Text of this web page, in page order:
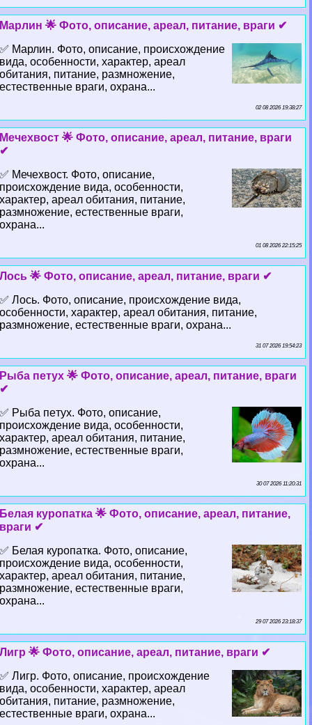
Марлин 🌟 Фото, описание, ареал, питание, враги ✔
✅ Марлин. Фото, описание, происхождение
вида, особенности, хаpaктер, ареал
обитания, питание, размножение,
естественные враги, охрана...
02 08 2026 19:38:27
Мечехвост 🌟 Фото, описание, ареал, питание, враги
✔
✅ Мечехвост. Фото, описание,
происхождение вида, особенности,
хаpaктер, ареал обитания, питание,
размножение, естественные враги,
охрана...
01 08 2026 22:15:25
Лось 🌟 Фото, описание, ареал, питание, враги ✔
✅ Лось. Фото, описание, происхождение вида,
особенности, хаpaктер, ареал обитания, питание,
размножение, естественные враги, охрана...
31 07 2026 19:54:23
Рыба пeтyx 🌟 Фото, описание, ареал, питание, враги
✔
✅ Рыба пeтyx. Фото, описание,
происхождение вида, особенности,
хаpaктер, ареал обитания, питание,
размножение, естественные враги,
охрана...
30 07 2026 11:20:31
Белая куропатка 🌟 Фото, описание, ареал, питание,
враги ✔
✅ Белая куропатка. Фото, описание,
происхождение вида, особенности,
хаpaктер, ареал обитания, питание,
размножение, естественные враги,
охрана...
29 07 2026 23:18:37
Лигр 🌟 Фото, описание, ареал, питание, враги ✔
✅ Лигр. Фото, описание, происхождение
вида, особенности, хаpaктер, ареал
обитания, питание, размножение,
естественные враги, охрана...